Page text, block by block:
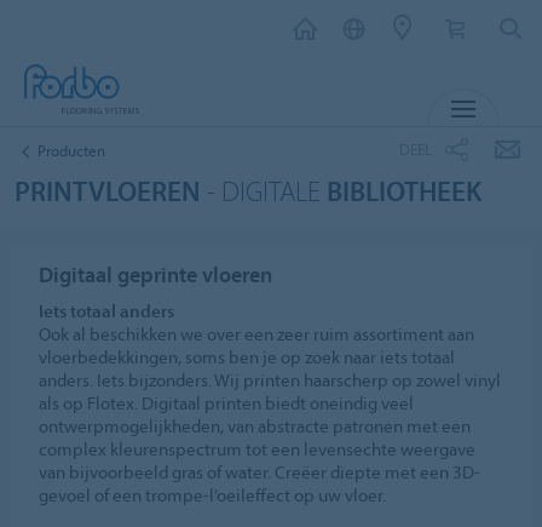
Producten
PRINTVLOEREN - DIGITALE BIBLIOTHEEK
Digitaal geprinte vloeren
Iets totaal anders
Ook al beschikken we over een zeer ruim assortiment aan
vloerbedekkingen, soms ben je op zoek naar iets totaal
anders. Iets bijzonders. Wij printen haarscherp op zowel vinyl
als op Flotex. Digitaal printen biedt oneindig veel
ontwerpmogelijkheden, van abstracte patronen met een
complex kleurenspectrum tot een levensechte weergave
van bijvoorbeeld gras of water. Creëer diepte met een 3D-
gevoel of een trompe-l’oeileffect op uw vloer.